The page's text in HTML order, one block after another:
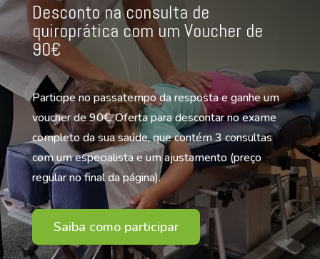
Desconto na consulta de
quiroprática com um Voucher de
90€
Participe no passatempo da resposta e ganhe um
voucher de 90€. Oferta para descontar no exame
completo da sua saúde, que contém 3 consultas
com um especialista e um ajustamento (preço
regular no final da página).
Saiba como participar